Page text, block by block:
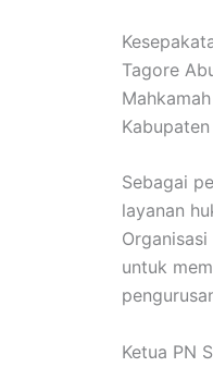
Tagore
Sebagai
layanan
untuk
Ketua PN